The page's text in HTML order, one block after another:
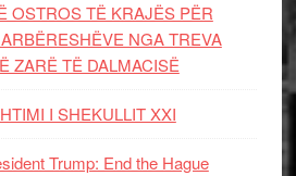
OSTROS TË KRAJËS PËR
NGA TREVA
ZARË TË DALMACISË
I SHEKULLIT XXI
Trump: End the Hague